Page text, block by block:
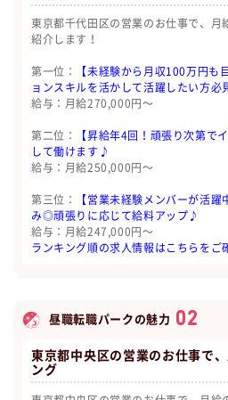
東京都千代田区の営業のお仕事で、月
紹介します！
第一位：
【未経験から月収100万円も
ョンスキルを活かして活躍したい方必
給与：月給270,000円〜
第二位：
【昇給年4回！頑張り次第で
して働けます♪
給与：月給250,000円〜
第三位：
【営業未経験メンバーが活
み◎頑張りに応じて給料アップ♪
給与：月給247,000円〜
ランキング順の求人情報はこちらをご
昼職転職パークの魅力 02
東京都中央区の営業のお仕事で
ング